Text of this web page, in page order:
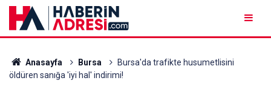
Anasayfa Bursa
Bursa'da trafikte husumetlisini
öldüren sanığa 'iyi hal' indirimi!